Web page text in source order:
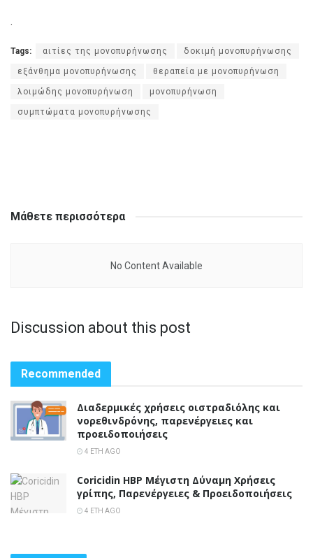
.
Tags: αιτίες της μονοπυρήνωσης δοκιμή μονοπυρήνωσης
εξάνθημα μονοπυρήνωσης θεραπεία με μονοπυρήνωση
λοιμώδης μονοπυρήνωση μονοπυρήνωση
συμπτώματα μονοπυρήνωσης
Μάθετε περισσότερα
No Content Available
Discussion about this post
Recommended
Διαδερμικές χρήσεις οιστραδιόλης και
νορεθινδρόνης, παρενέργειες και
προειδοποιήσεις
4 ΈΤΗ AGO
Coricidin HBP Μέγιστη Δύναμη Χρήσεις
γρίπης, Παρενέργειες & Προειδοποιήσεις
4 ΈΤΗ AGO